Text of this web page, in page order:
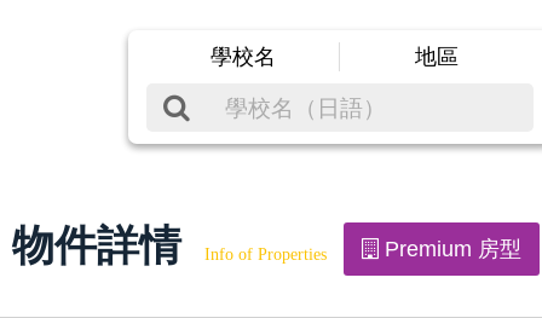
學校名 地區
物件詳情 Info of Properties Premium 房型